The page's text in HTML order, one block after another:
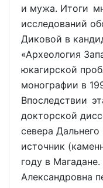
и мужа. Итоги
исследований
Диковой в
«Археология
юкагирской
монографии в
Впоследствии
докторской
севера
источник
году в
Александровна